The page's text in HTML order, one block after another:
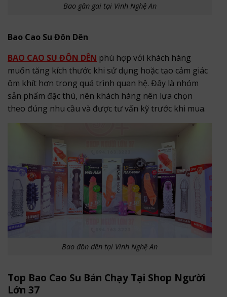
Bao gân gai tại Vinh Nghệ An
Bao Cao Su Đôn Dên
BAO CAO SU ĐÔN DÊN phù hợp với khách hàng
muốn tăng kích thước khi sử dụng hoặc tạo cảm giác
ôm khít hơn trong quá trình quan hệ. Đây là nhóm
sản phẩm đặc thù, nên khách hàng nên lựa chọn
theo đúng nhu cầu và được tư vấn kỹ trước khi mua.
Bao đôn dên tại Vinh Nghệ An
Top Bao Cao Su Bán Chạy Tại Shop Người
Lớn 37